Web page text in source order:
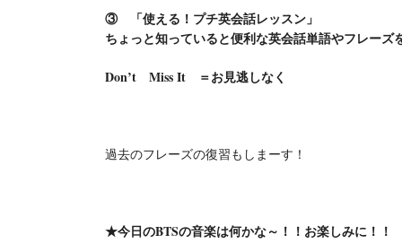
③ 「使える！プチ英会話レッスン」
ちょっと知っていると便利な英会話単語やフレーズ
Don’t Miss It ＝お見逃しなく
過去のフレーズの復習もしまーす！
★今日のBTSの音楽は何かな～！！お楽しみに！！